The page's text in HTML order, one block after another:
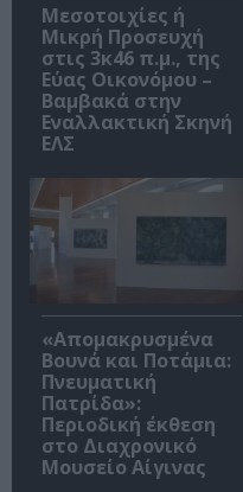
Μεσοτοιχίες ή
Μικρή Προσευχή
στις 3κ46 π.μ., της
Εύας Οικονόμου –
Βαμβακά στην
Εναλλακτική Σκηνή
ΕΛΣ
«Απομακρυσμένα
Βουνά και Ποτάμια:
Πνευματική
Πατρίδα»:
Περιοδική έκθεση
στο Διαχρονικό
Μουσείο Αίγινας